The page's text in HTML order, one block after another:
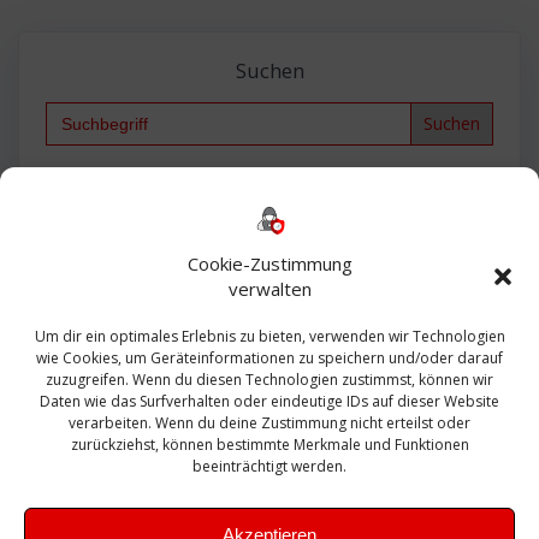
Cookie-Zustimmung
verwalten
Um dir ein optimales Erlebnis zu bieten, verwenden wir Technologien
wie Cookies, um Geräteinformationen zu speichern und/oder darauf
zuzugreifen. Wenn du diesen Technologien zustimmst, können wir
Daten wie das Surfverhalten oder eindeutige IDs auf dieser Website
verarbeiten. Wenn du deine Zustimmung nicht erteilst oder
zurückziehst, können bestimmte Merkmale und Funktionen
beeinträchtigt werden.
Akzeptieren
Suchen
Search
Bautagebuch
Exchange firewall Fritzbox
Microsoft
Sanierung SBS Security Server Sicherheit
Sicherung SIEM Sophos SSL Ubuntu
Update Upgrade UTM VCenter VCSA Veeam
VMWare VPN WAZUH Windows
Zertifikat